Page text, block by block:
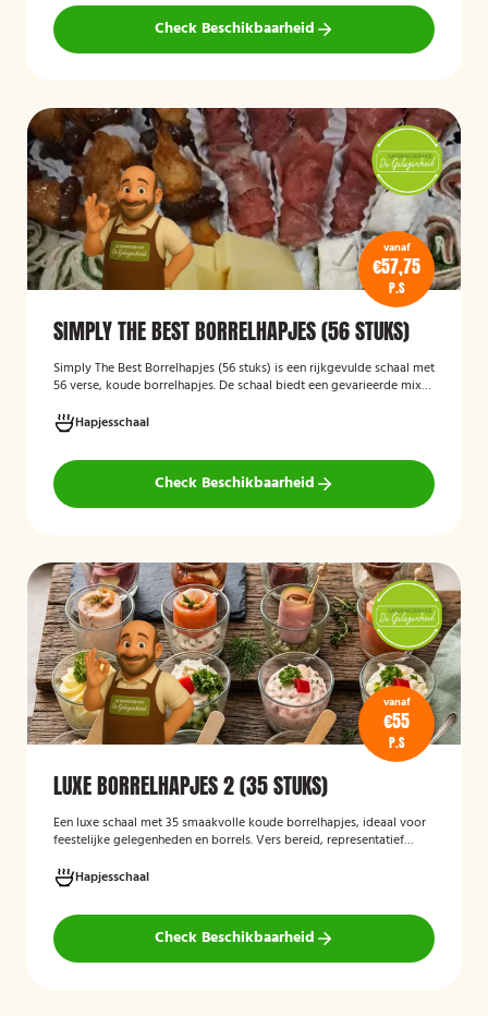
Check Beschikbaarheid
vanaf
€57,75
P.S
SIMPLY THE BEST BORRELHAPJES (56 STUKS)
Simply The Best Borrelhapjes (56 stuks) is een rijkgevulde schaal met
56 verse, koude borrelhapjes. De schaal biedt een gevarieerde mix
recepties en andere bijeenkomsten. De hapjes worden kant-en-klaar
geleverd, zodat u zonder voorbereiding uw gasten kunt trakteren op
een smakelijke en verzorgde borrelplank.
Hapjesschaal
Check Beschikbaarheid
vanaf
€55
P.S
LUXE BORRELHAPJES 2 (35 STUKS)
Een luxe schaal met 35 smaakvolle koude borrelhapjes, ideaal voor
feestelijke gelegenheden en borrels. Vers bereid, representatief
Hapjesschaal
Check Beschikbaarheid